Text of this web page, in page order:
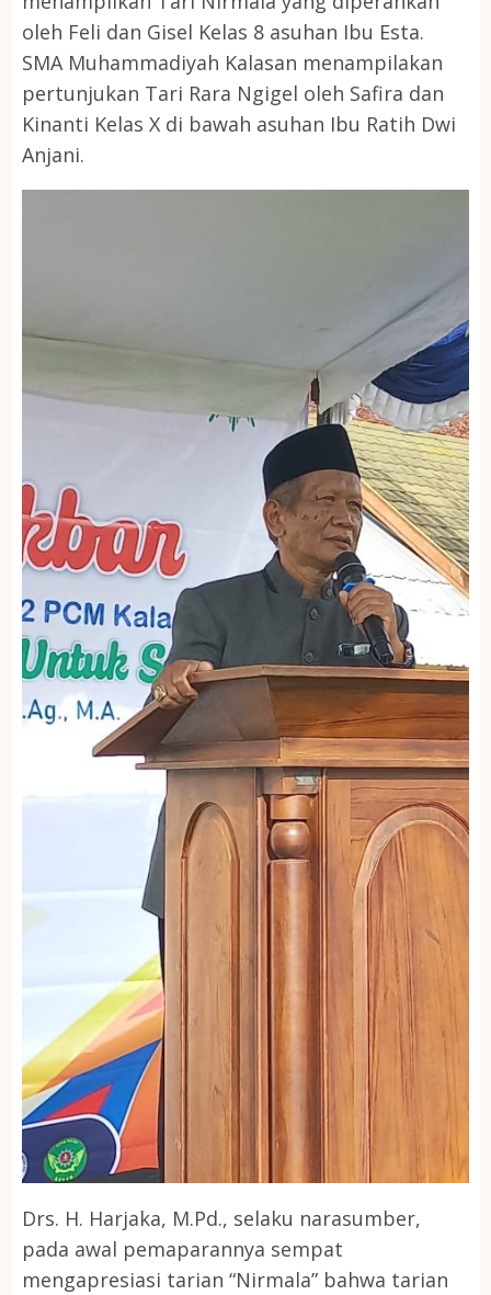
oleh Feli dan Gisel Kelas 8 asuhan Ibu Esta.
SMA Muhammadiyah Kalasan menampilakan
pertunjukan Tari Rara Ngigel oleh Safira dan
Kinanti Kelas X di bawah asuhan Ibu Ratih Dwi
Anjani.
Drs. H. Harjaka, M.Pd., selaku narasumber,
pada awal pemaparannya sempat
mengapresiasi tarian “Nirmala” bahwa tarian